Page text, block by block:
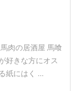
肉の居酒屋 馬喰
好きな方にオス
紙にはく ...